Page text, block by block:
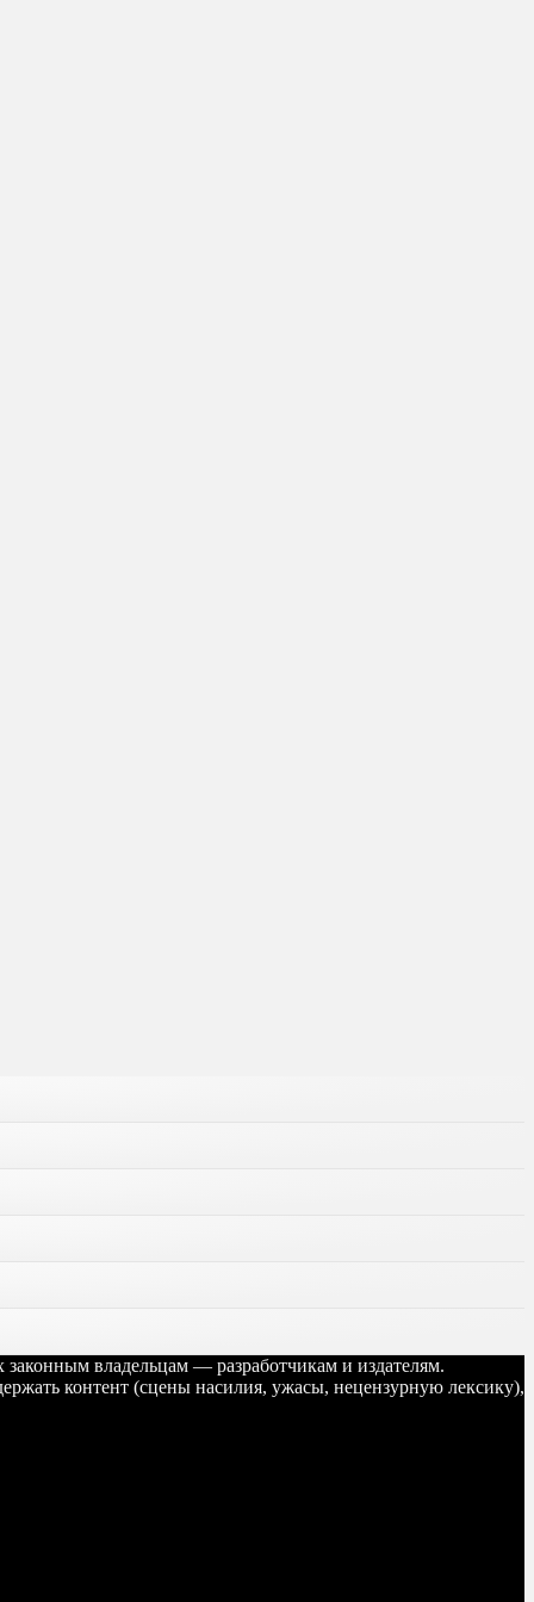
владельцам — разработчикам и издателям.
контент (сцены насилия, ужасы, нецензурную лексику),